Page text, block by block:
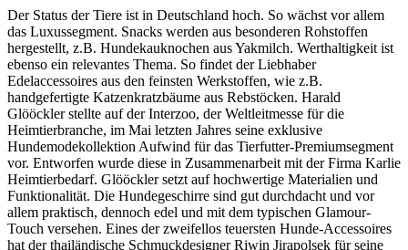
Der Status der Tiere ist in Deutschland hoch. So wächst vor allem
das Luxussegment. Snacks werden aus besonderen Rohstoffen
hergestellt, z.B. Hundekauknochen aus Yakmilch. Werthaltigkeit ist
ebenso ein relevantes Thema. So findet der Liebhaber
Edelaccessoires aus den feinsten Werkstoffen, wie z.B.
handgefertigte Katzenkratzbäume aus Rebstöcken. Harald
Glööckler stellte auf der Interzoo, der Weltleitmesse für die
Heimtierbranche, im Mai letzten Jahres seine exklusive
Hundemodekollektion Aufwind für das Tierfutter-Premiumsegment
vor. Entworfen wurde diese in Zusammenarbeit mit der Firma Karlie
Heimtierbedarf. Glööckler setzt auf hochwertige Materialien und
Funktionalität. Die Hundegeschirre sind gut durchdacht und vor
allem praktisch, dennoch edel und mit dem typischen Glamour-
Touch versehen. Eines der zweifellos teuersten Hunde-Accessoires
hat der thailändische Schmuckdesigner Riwin Jirapolsek für seine